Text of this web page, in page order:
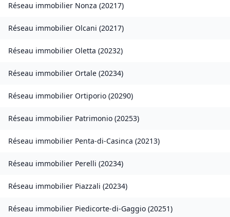
Réseau immobilier Nonza (20217)
Réseau immobilier Olcani (20217)
Réseau immobilier Oletta (20232)
Réseau immobilier Ortale (20234)
Réseau immobilier Ortiporio (20290)
Réseau immobilier Patrimonio (20253)
Réseau immobilier Penta-di-Casinca (20213)
Réseau immobilier Perelli (20234)
Réseau immobilier Piazzali (20234)
Réseau immobilier Piedicorte-di-Gaggio (20251)